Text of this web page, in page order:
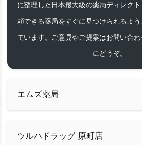
に整理した日本最大級の薬局ディレク
頼できる薬局をすぐに見つけられるよ
ています。ご意見やご提案はお問い合
にどうぞ。
エムズ薬局
ツルハドラッグ 原町店